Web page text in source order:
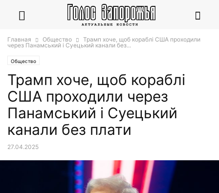
Главная Общество
Трамп хоче, щоб кораблі США проходили
через Панамський і Суецький канали без...
Общество
Трамп хоче, щоб кораблі
США проходили через
Панамський і Суецький
канали без плати
27.04.2025